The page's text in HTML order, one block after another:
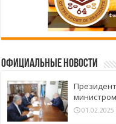
Официальные новости
01.02.2025